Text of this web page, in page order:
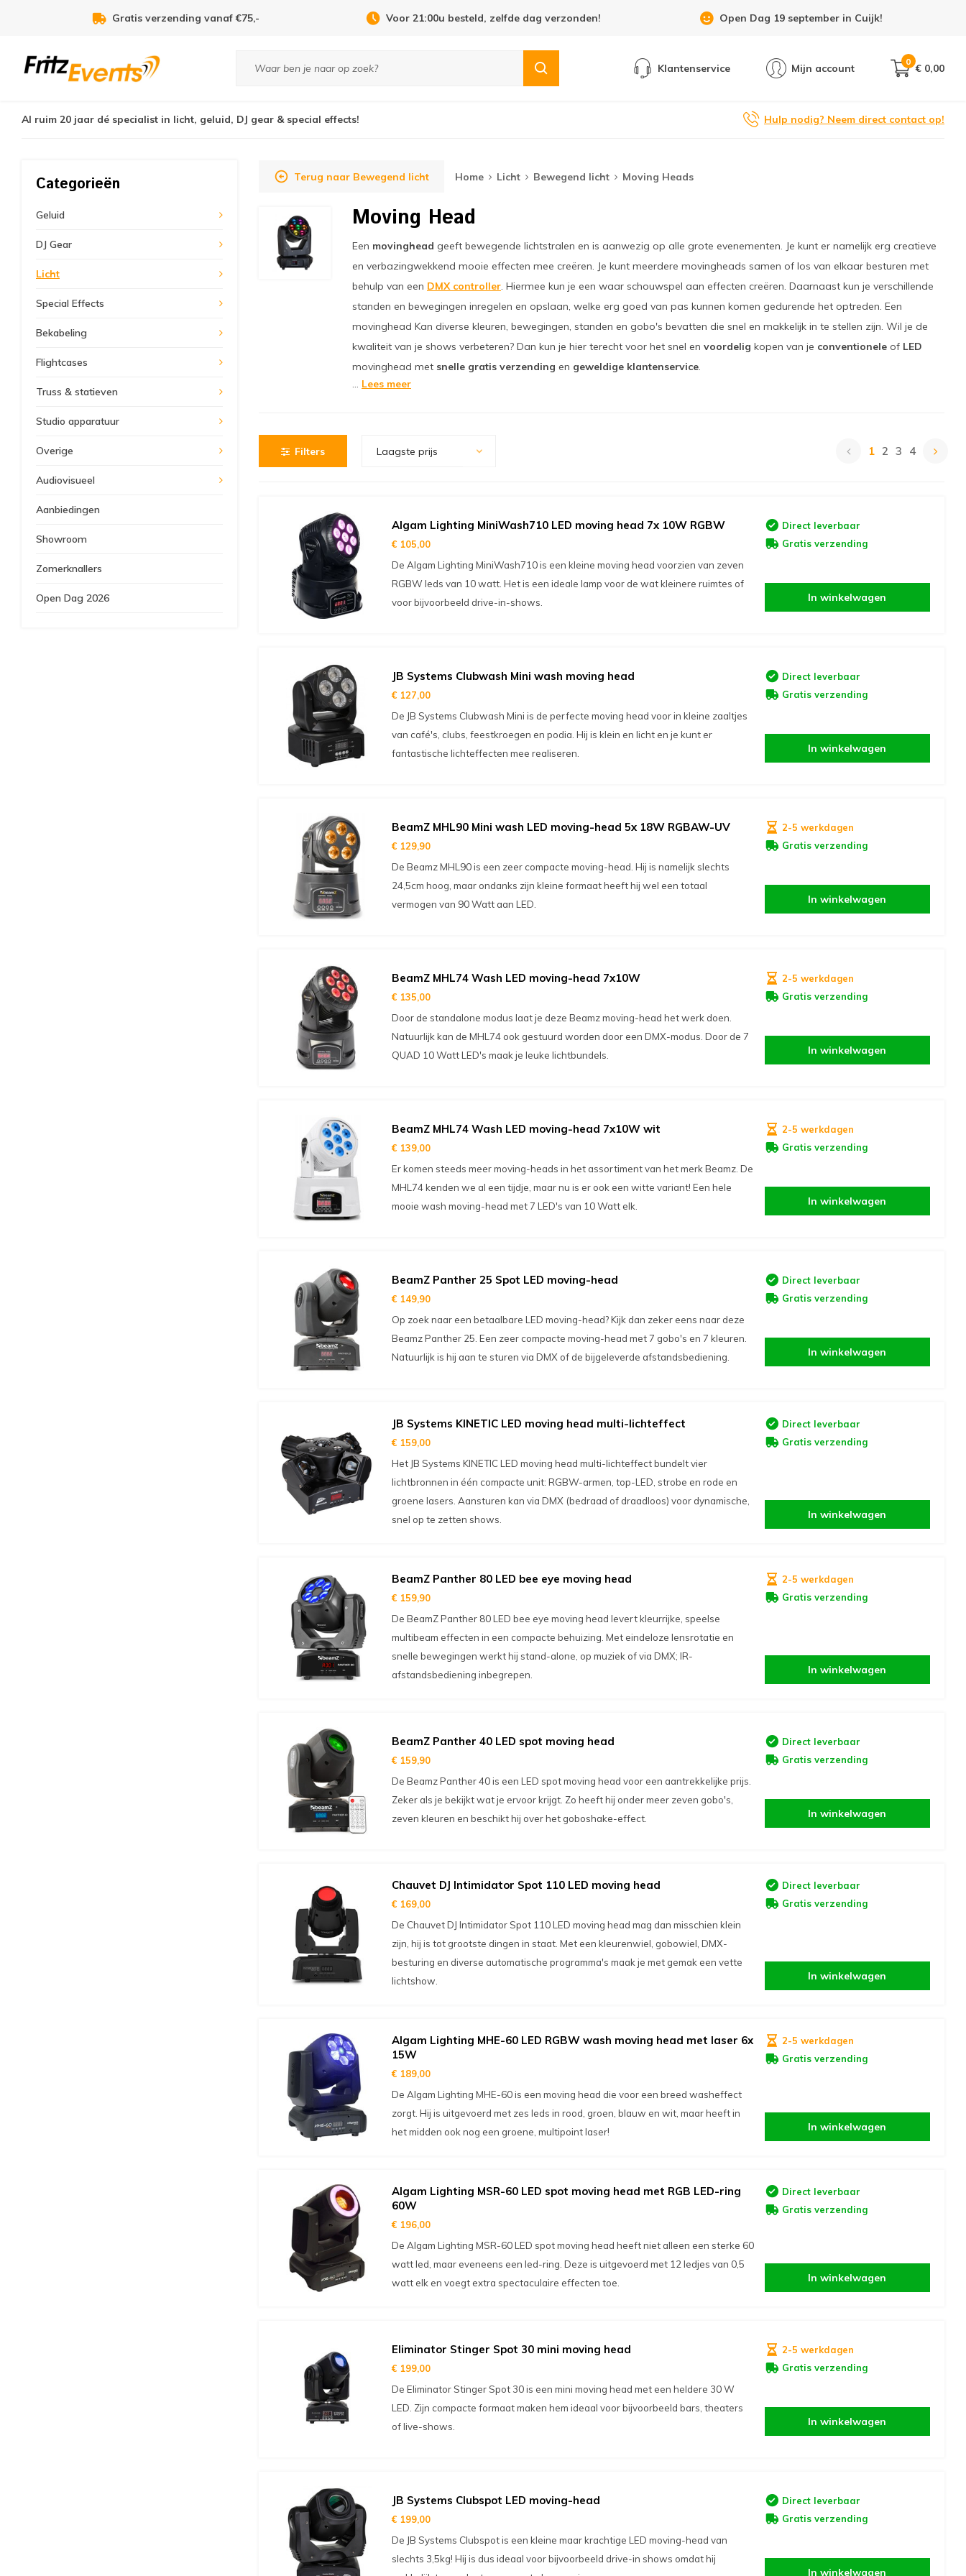
Voor 21:00u besteld, zelfde dag verzonden! Open Dag 19 september in Cuijk! Showroom 6 dagen per week geopend!
Klantenservice Mijn account
0
€ 0,00
Al ruim 20 jaar dé specialist in licht, geluid, DJ gear & special effects! Hulp nodig? Neem direct contact op!
Categorieën
Geluid
DJ Gear
Licht
Special Effects
Bekabeling
Flightcases
Truss & statieven
Studio apparatuur
Overige
Audiovisueel
Aanbiedingen
Showroom
Zomerknallers
Open Dag 2026
Terug naar Bewegend licht Home Licht Bewegend licht Moving Heads
Moving Head
Een movinghead geeft bewegende lichtstralen en is aanwezig op alle grote evenementen. Je kunt er namelijk erg creatieve
en verbazingwekkend mooie effecten mee creëren. Je kunt meerdere movingheads samen of los van elkaar besturen met
behulp van een DMX controller. Hiermee kun je een waar schouwspel aan effecten creëren. Daarnaast kun je verschillende
standen en bewegingen inregelen en opslaan, welke erg goed van pas kunnen komen gedurende het optreden. Een
movinghead Kan diverse kleuren, bewegingen, standen en gobo's bevatten die snel en makkelijk in te stellen zijn. Wil je de
kwaliteit van je shows verbeteren? Dan kun je hier terecht voor het snel en voordelig kopen van je conventionele of LED
movinghead met snelle gratis verzending en geweldige klantenservice.
... Lees meer
Filters Laagste prijs 1 2 3 4
Algam Lighting MiniWash710 LED moving head 7x 10W RGBW
€ 105,00
De Algam Lighting MiniWash710 is een kleine moving head voorzien van zeven
RGBW leds van 10 watt. Het is een ideale lamp voor de wat kleinere ruimtes of
voor bijvoorbeeld drive-in-shows.
Direct leverbaar
Gratis verzending
In winkelwagen
JB Systems Clubwash Mini wash moving head
€ 127,00
De JB Systems Clubwash Mini is de perfecte moving head voor in kleine zaaltjes
van café's, clubs, feestkroegen en podia. Hij is klein en licht en je kunt er
fantastische lichteffecten mee realiseren.
Direct leverbaar
Gratis verzending
In winkelwagen
BeamZ MHL90 Mini wash LED moving-head 5x 18W RGBAW-UV
€ 129,90
De Beamz MHL90 is een zeer compacte moving-head. Hij is namelijk slechts
24,5cm hoog, maar ondanks zijn kleine formaat heeft hij wel een totaal
vermogen van 90 Watt aan LED.
2-5 werkdagen
Gratis verzending
In winkelwagen
BeamZ MHL74 Wash LED moving-head 7x10W
€ 135,00
Door de standalone modus laat je deze Beamz moving-head het werk doen.
Natuurlijk kan de MHL74 ook gestuurd worden door een DMX-modus. Door de 7
QUAD 10 Watt LED's maak je leuke lichtbundels.
2-5 werkdagen
Gratis verzending
In winkelwagen
BeamZ MHL74 Wash LED moving-head 7x10W wit
€ 139,00
Er komen steeds meer moving-heads in het assortiment van het merk Beamz. De
MHL74 kenden we al een tijdje, maar nu is er ook een witte variant! Een hele
mooie wash moving-head met 7 LED's van 10 Watt elk.
2-5 werkdagen
Gratis verzending
In winkelwagen
BeamZ Panther 25 Spot LED moving-head
€ 149,90
Op zoek naar een betaalbare LED moving-head? Kijk dan zeker eens naar deze
Beamz Panther 25. Een zeer compacte moving-head met 7 gobo's en 7 kleuren.
Natuurlijk is hij aan te sturen via DMX of de bijgeleverde afstandsbediening.
Direct leverbaar
Gratis verzending
In winkelwagen
JB Systems KINETIC LED moving head multi-lichteffect
€ 159,00
Het JB Systems KINETIC LED moving head multi-lichteffect bundelt vier
lichtbronnen in één compacte unit: RGBW-armen, top-LED, strobe en rode en
groene lasers. Aansturen kan via DMX (bedraad of draadloos) voor dynamische,
snel op te zetten shows.
Direct leverbaar
Gratis verzending
In winkelwagen
BeamZ Panther 80 LED bee eye moving head
€ 159,90
De BeamZ Panther 80 LED bee eye moving head levert kleurrijke, speelse
multibeam effecten in een compacte behuizing. Met eindeloze lensrotatie en
snelle bewegingen werkt hij stand-alone, op muziek of via DMX; IR-
afstandsbediening inbegrepen.
2-5 werkdagen
Gratis verzending
In winkelwagen
BeamZ Panther 40 LED spot moving head
€ 159,90
De Beamz Panther 40 is een LED spot moving head voor een aantrekkelijke prijs.
Zeker als je bekijkt wat je ervoor krijgt. Zo heeft hij onder meer zeven gobo's,
zeven kleuren en beschikt hij over het goboshake-effect.
Direct leverbaar
Gratis verzending
In winkelwagen
Chauvet DJ Intimidator Spot 110 LED moving head
€ 169,00
De Chauvet DJ Intimidator Spot 110 LED moving head mag dan misschien klein
zijn, hij is tot grootste dingen in staat. Met een kleurenwiel, gobowiel, DMX-
besturing en diverse automatische programma's maak je met gemak een vette
lichtshow.
Direct leverbaar
Gratis verzending
In winkelwagen
Algam Lighting MHE-60 LED RGBW wash moving head met laser 6x
15W
€ 189,00
De Algam Lighting MHE-60 is een moving head die voor een breed washeffect
zorgt. Hij is uitgevoerd met zes leds in rood, groen, blauw en wit, maar heeft in
het midden ook nog een groene, multipoint laser!
2-5 werkdagen
Gratis verzending
In winkelwagen
Algam Lighting MSR-60 LED spot moving head met RGB LED-ring
60W
€ 196,00
De Algam Lighting MSR-60 LED spot moving head heeft niet alleen een sterke 60
watt led, maar eveneens een led-ring. Deze is uitgevoerd met 12 ledjes van 0,5
watt elk en voegt extra spectaculaire effecten toe.
Direct leverbaar
Gratis verzending
In winkelwagen
Eliminator Stinger Spot 30 mini moving head
€ 199,00
De Eliminator Stinger Spot 30 is een mini moving head met een heldere 30 W
LED. Zijn compacte formaat maken hem ideaal voor bijvoorbeeld bars, theaters
of live-shows.
2-5 werkdagen
Gratis verzending
In winkelwagen
JB Systems Clubspot LED moving-head
€ 199,00
De JB Systems Clubspot is een kleine maar krachtige LED moving-head van
slechts 3,5kg! Hij is dus ideaal voor bijvoorbeeld drive-in shows omdat hij
Direct leverbaar
Gratis verzending
In winkelwagen